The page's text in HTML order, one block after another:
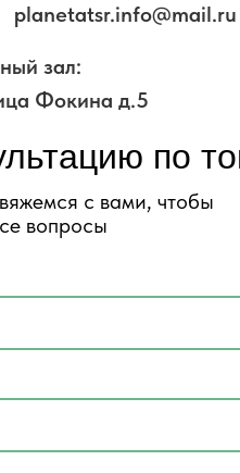
planetatsr.info@mail.ru
зал:
Фокина д.5
с вами, чтобы
вопросы
по